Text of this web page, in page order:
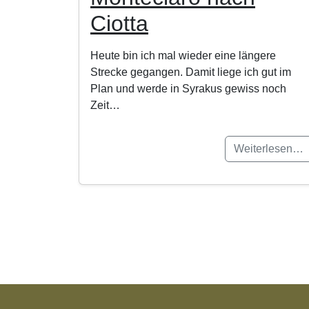
Ciotta
Heute bin ich mal wieder eine längere
Strecke gegangen. Damit liege ich gut im
Plan und werde in Syrakus gewiss noch
Zeit…
Weiterlesen…